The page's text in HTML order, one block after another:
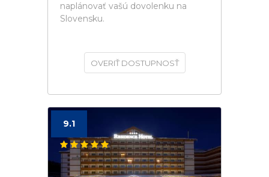
naplánovať vašú dovolenku na
Slovensku.
OVERIŤ DOSTUPNOSŤ
9.1